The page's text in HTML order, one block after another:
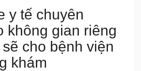
y tế chuyên
không gian riêng
cho bệnh viện
khám